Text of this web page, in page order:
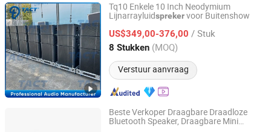
Tq10 Enkele 10 Inch Neodymium
Lijnarrayluidsprekervoor Buitenshow
US$349,00-376,00 / Stuk
8 Stukken (MOQ)
Verstuur aanvraag
Enping TACT Pro Audio Equipment Co.,Ltd.
Guangdong, China Sinds 2016
Beste Verkoper Draagbare Draadloze
Bluetooth Speaker, Draagbare Mini
YUOKO ELECTRONICS CO., LIMITED